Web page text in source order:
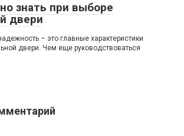
знать при выборе
двери
– это главные характеристики
двери. Чем еще руководствоваться